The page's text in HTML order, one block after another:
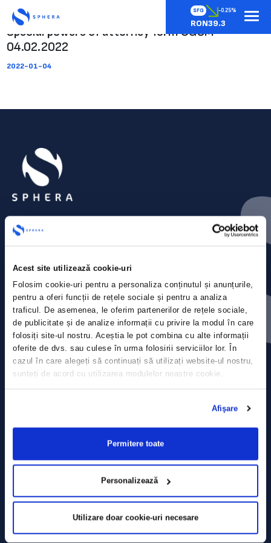
Acest site utilizează cookie-uri
Folosim cookie-uri pentru a personaliza conținutul și anunțurile,
pentru a oferi funcții de rețele sociale și pentru a analiza
traficul. De asemenea, le oferim partenerilor de rețele sociale,
de publicitate și de analize informații cu privire la modul în care
folosiți site-ul nostru. Aceștia le pot combina cu alte informații
oferite de dvs. sau culese în urma folosirii serviciilor lor. În
cazul în care alegeți să continuați să utilizați website-ul nostru,
sunteți de acord cu utilizarea modulelor noastre cookie.
Afişare
Permitere toate
Personalizează
Utilizare doar cookie-uri necesare
SFG -0.25%
RON39.3
Special powers of attorney form OGSM
04.02.2022
2022-01-04
Press releases
Privacy Policy